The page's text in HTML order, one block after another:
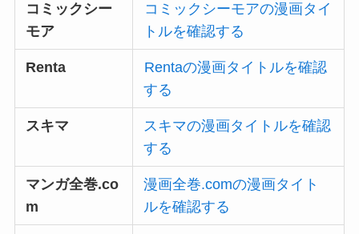
コミックシー
モア
コミックシーモアの漫画タイ
トルを確認する
Renta
Rentaの漫画タイトルを確認
する
スキマ
スキマの漫画タイトルを確認
する
マンガ全巻.co
m
漫画全巻.comの漫画タイト
ルを確認する